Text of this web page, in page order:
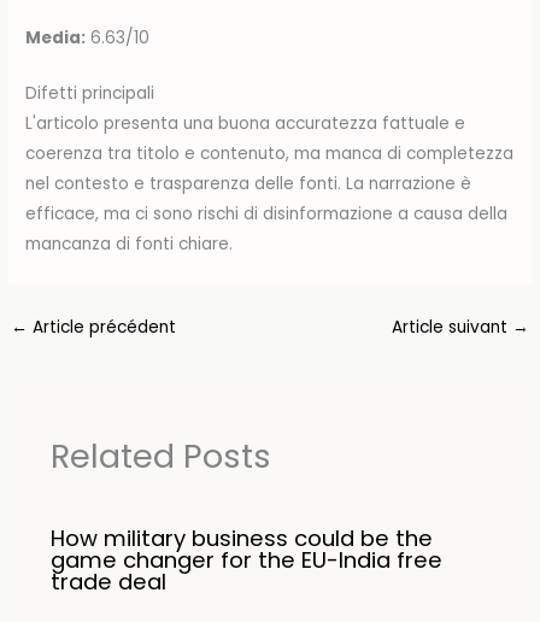
Media: 6.63/10
Difetti principali
L'articolo presenta una buona accuratezza fattuale e
coerenza tra titolo e contenuto, ma manca di completezza
nel contesto e trasparenza delle fonti. La narrazione è
efficace, ma ci sono rischi di disinformazione a causa della
mancanza di fonti chiare.
← Article précédent Article suivant →
Related Posts
How military business could be the
game changer for the EU-India free
trade deal